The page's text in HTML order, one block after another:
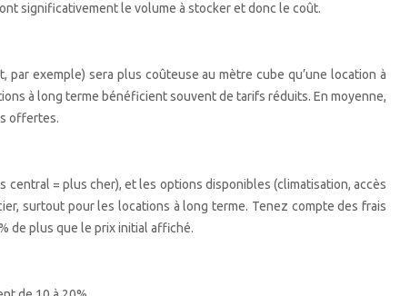
significativement le volume à stocker et donc le coût.
exemple) sera plus coûteuse au mètre cube qu’une location à
à long terme bénéficient souvent de tarifs réduits. En moyenne,
offertes.
central = plus cher), et les options disponibles (climatisation, accès
surtout pour les locations à long terme. Tenez compte des frais
de plus que le prix initial affiché.